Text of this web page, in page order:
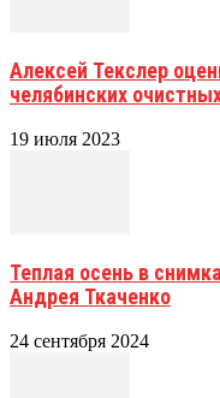
Алексей Текслер
челябинских
19 июля 2023
Теплая осень в
Андрея Ткаченко
24 сентября 2024